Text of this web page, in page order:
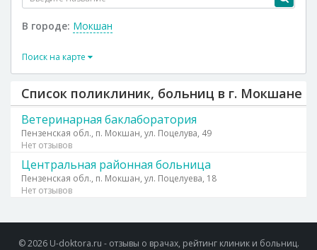
В городе: Мокшан
Поиск на карте
Список поликлиник, больниц в г. Мокшане
Ветеринарная баклаборатория
Пензенская обл., п. Мокшан, ул. Поцелува, 49
Нет отзывов
Центральная районная больница
Пензенская обл., п. Мокшан, ул. Поцелуева, 18
Нет отзывов
© 2026 U-doktora.ru - отзывы о врачах, рейтинг клиник и больниц.